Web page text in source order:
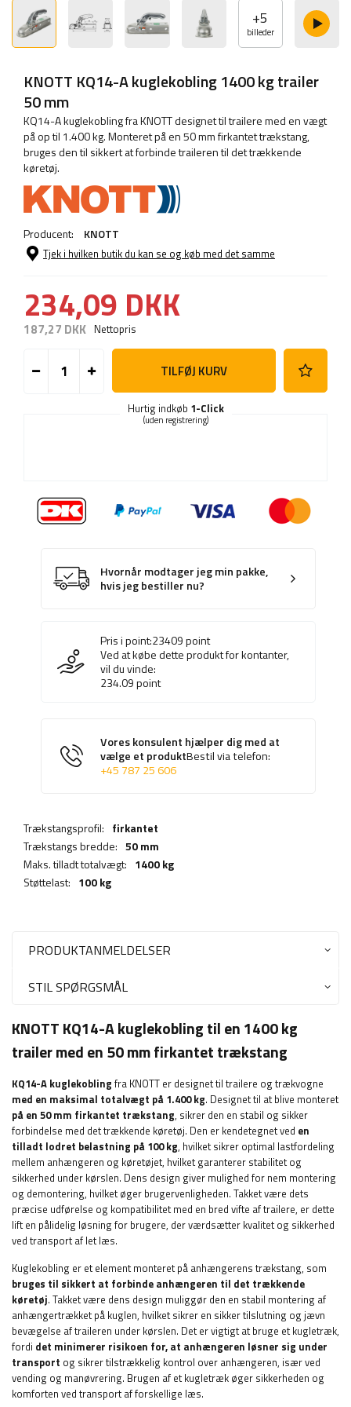
+5
billeder
KNOTT KQ14-A kuglekobling 1400 kg trailer
50 mm
KQ14-A kuglekobling fra KNOTT designet til trailere med en vægt
på op til 1.400 kg. Monteret på en 50 mm firkantet trækstang,
bruges den til sikkert at forbinde traileren til det trækkende
køretøj.
Producent: KNOTT
Tjek i hvilken butik du kan se og køb med det samme
234,09 DKK
187,27 DKK Nettopris
TILFØJ KURV
Hurtig indkøb 1-Click
(uden registrering)
Hvornår modtager jeg min pakke,
hvis jeg bestiller nu?
Pris i point:23409point
Ved at købe dette produkt for kontanter,
vil du vinde:
234.09point
Vores konsulent hjælper dig med at
vælge et produktBestil via telefon:
+45 787 25 606
Trækstangsprofil: firkantet
Trækstangs bredde: 50 mm
Maks. tilladt totalvægt: 1400 kg
Støttelast: 100 kg
PRODUKTANMELDELSER
STIL SPØRGSMÅL
KNOTT KQ14-A kuglekobling til en 1400 kg
trailer med en 50 mm firkantet trækstang
KQ14-A kuglekobling fra KNOTT er designet til trailere og trækvogne
med en maksimal totalvægt på 1.400 kg. Designet til at blive monteret
på en 50 mm firkantet trækstang, sikrer den en stabil og sikker
forbindelse med det trækkende køretøj. Den er kendetegnet ved en
tilladt lodret belastning på 100 kg, hvilket sikrer optimal lastfordeling
mellem anhængeren og køretøjet, hvilket garanterer stabilitet og
sikkerhed under kørslen. Dens design giver mulighed for nem montering
og demontering, hvilket øger brugervenligheden. Takket være dets
præcise udførelse og kompatibilitet med en bred vifte af trailere, er dette
lift en pålidelig løsning for brugere, der værdsætter kvalitet og sikkerhed
ved transport af let læs.
Kuglekobling er et element monteret på anhængerens trækstang, som
bruges til sikkert at forbinde anhængeren til det trækkende
køretøj. Takket være dens design muliggør den en stabil montering af
anhængertrækket på kuglen, hvilket sikrer en sikker tilslutning og jævn
bevægelse af traileren under kørslen. Det er vigtigt at bruge et kugletræk,
fordi det minimerer risikoen for, at anhængeren løsner sig under
transport og sikrer tilstrækkelig kontrol over anhængeren, især ved
vending og manøvrering. Brugen af ​​et kugletræk øger sikkerheden og
komforten ved transport af forskellige læs.